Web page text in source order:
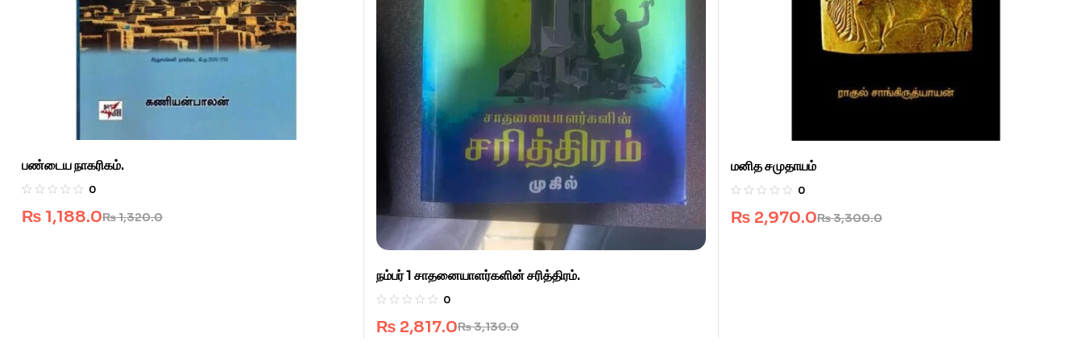
பண்டைய நாகரிகம்.
0
₨1,320.0
₨ 1,188.0
நம்பர் 1 சாதனையாளர்களின் சரித்திரம்.
0
₨3,130.0
₨ 2,817.0
மனித சமுதாயம்
0
₨3,300.0
₨ 2,970.0